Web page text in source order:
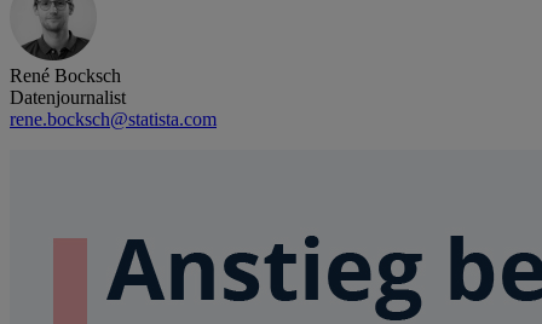
René Bocksch
Datenjournalist
rene.bocksch@statista.com